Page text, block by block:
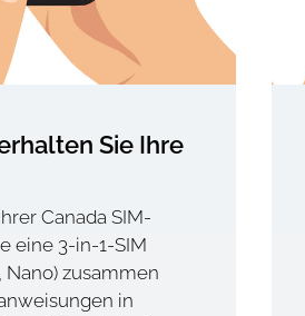
Sie Ihre
Canada SIM-
eine 3-in-1-SIM
Nano) zusammen
in